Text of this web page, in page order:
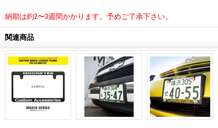
納期は約2〜3週間かかります。予めご了承下さい。
関連商品